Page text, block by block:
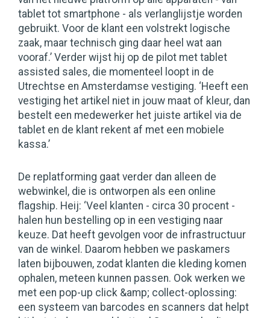
tablet tot smartphone - als verlanglijstje worden
gebruikt. Voor de klant een volstrekt logische
zaak, maar technisch ging daar heel wat aan
vooraf.’ Verder wijst hij op de pilot met tablet
assisted sales, die momenteel loopt in de
Utrechtse en Amsterdamse vestiging. ‘Heeft een
vestiging het artikel niet in jouw maat of kleur, dan
bestelt een medewerker het juiste artikel via de
tablet en de klant rekent af met een mobiele
kassa.’
De replatforming gaat verder dan alleen de
webwinkel, die is ontworpen als een online
flagship. Heij: ‘Veel klanten - circa 30 procent -
halen hun bestelling op in een vestiging naar
keuze. Dat heeft gevolgen voor de infrastructuur
van de winkel. Daarom hebben we paskamers
laten bijbouwen, zodat klanten die kleding komen
ophalen, meteen kunnen passen. Ook werken we
met een pop-up click &amp; collect-oplossing:
een systeem van barcodes en scanners dat helpt